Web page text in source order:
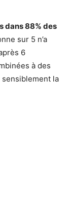
dans 88% des
sur 5 n’a
6
à des
la